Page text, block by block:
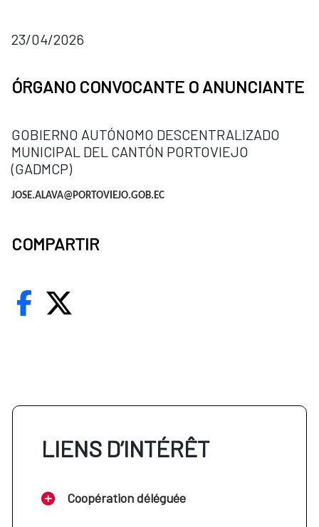
23/04/2026
ÓRGANO CONVOCANTE O ANUNCIANTE
GOBIERNO AUTÓNOMO DESCENTRALIZADO
MUNICIPAL DEL CANTÓN PORTOVIEJO
(GADMCP)
JOSE.ALAVA@PORTOVIEJO.GOB.EC
COMPARTIR
LIENS D’INTÉRÊT
Coopération déléguée